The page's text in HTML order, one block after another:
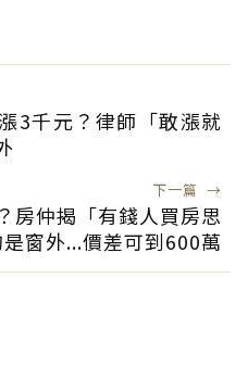
3千元？律師「敢漲就
下一篇 →
房仲揭「有錢人買房思
窗外...價差可到600萬